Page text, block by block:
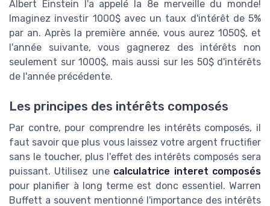
Albert Einstein l'a appelé la 8e merveille du monde!
Imaginez investir 1000$ avec un taux d'intérêt de 5%
par an. Après la première année, vous aurez 1050$, et
l'année suivante, vous gagnerez des intérêts non
seulement sur 1000$, mais aussi sur les 50$ d'intérêts
de l'année précédente.
Les principes des intérêts composés
Par contre, pour comprendre les intérêts composés, il
faut savoir que plus vous laissez votre argent fructifier
sans le toucher, plus l'effet des intérêts composés sera
puissant. Utilisez une calculatrice interet composés
pour planifier à long terme est donc essentiel. Warren
Buffett a souvent mentionné l'importance des intérêts